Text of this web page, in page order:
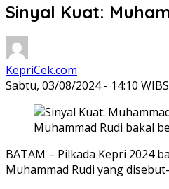
Sinyal Kuat:
KepriCek.com
Sabtu, 03/08/2024 - 14:10 WIB
Muhammad Rudi bakal
BATAM – Pilkada Kepri 2024
Muhammad Rudi yang